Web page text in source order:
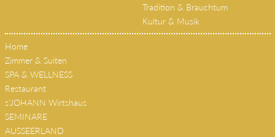
Tradition & Brauchtum
Kultur & Musik
Home
Zimmer & Suiten
SPA & WELLNESS
Restaurant
s'JOHANN Wirtshaus
SEMINARE
AUSSEERLAND